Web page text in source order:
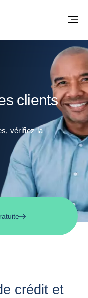
- PAGE
clients
vérifiez la
crédit et